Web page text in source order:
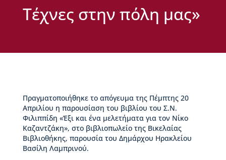
ς
Β
Ι
σ
τ
ο
ρ
ί
Τέχνες στην πόλη μας»
Πραγματοποιήθηκε το απόγευμα της Πέμπτης 20
Απριλίου η παρουσίαση του βιβλίου του Σ.Ν.
Φιλιππίδη «Έξι και ένα μελετήματα για τον Νίκο
Καζαντζάκη», στο βιβλιοπωλείο της Βικελαίας
Βιβλιοθήκης, παρουσία του Δημάρχου Ηρακλείου
Βασίλη Λαμπρινού.